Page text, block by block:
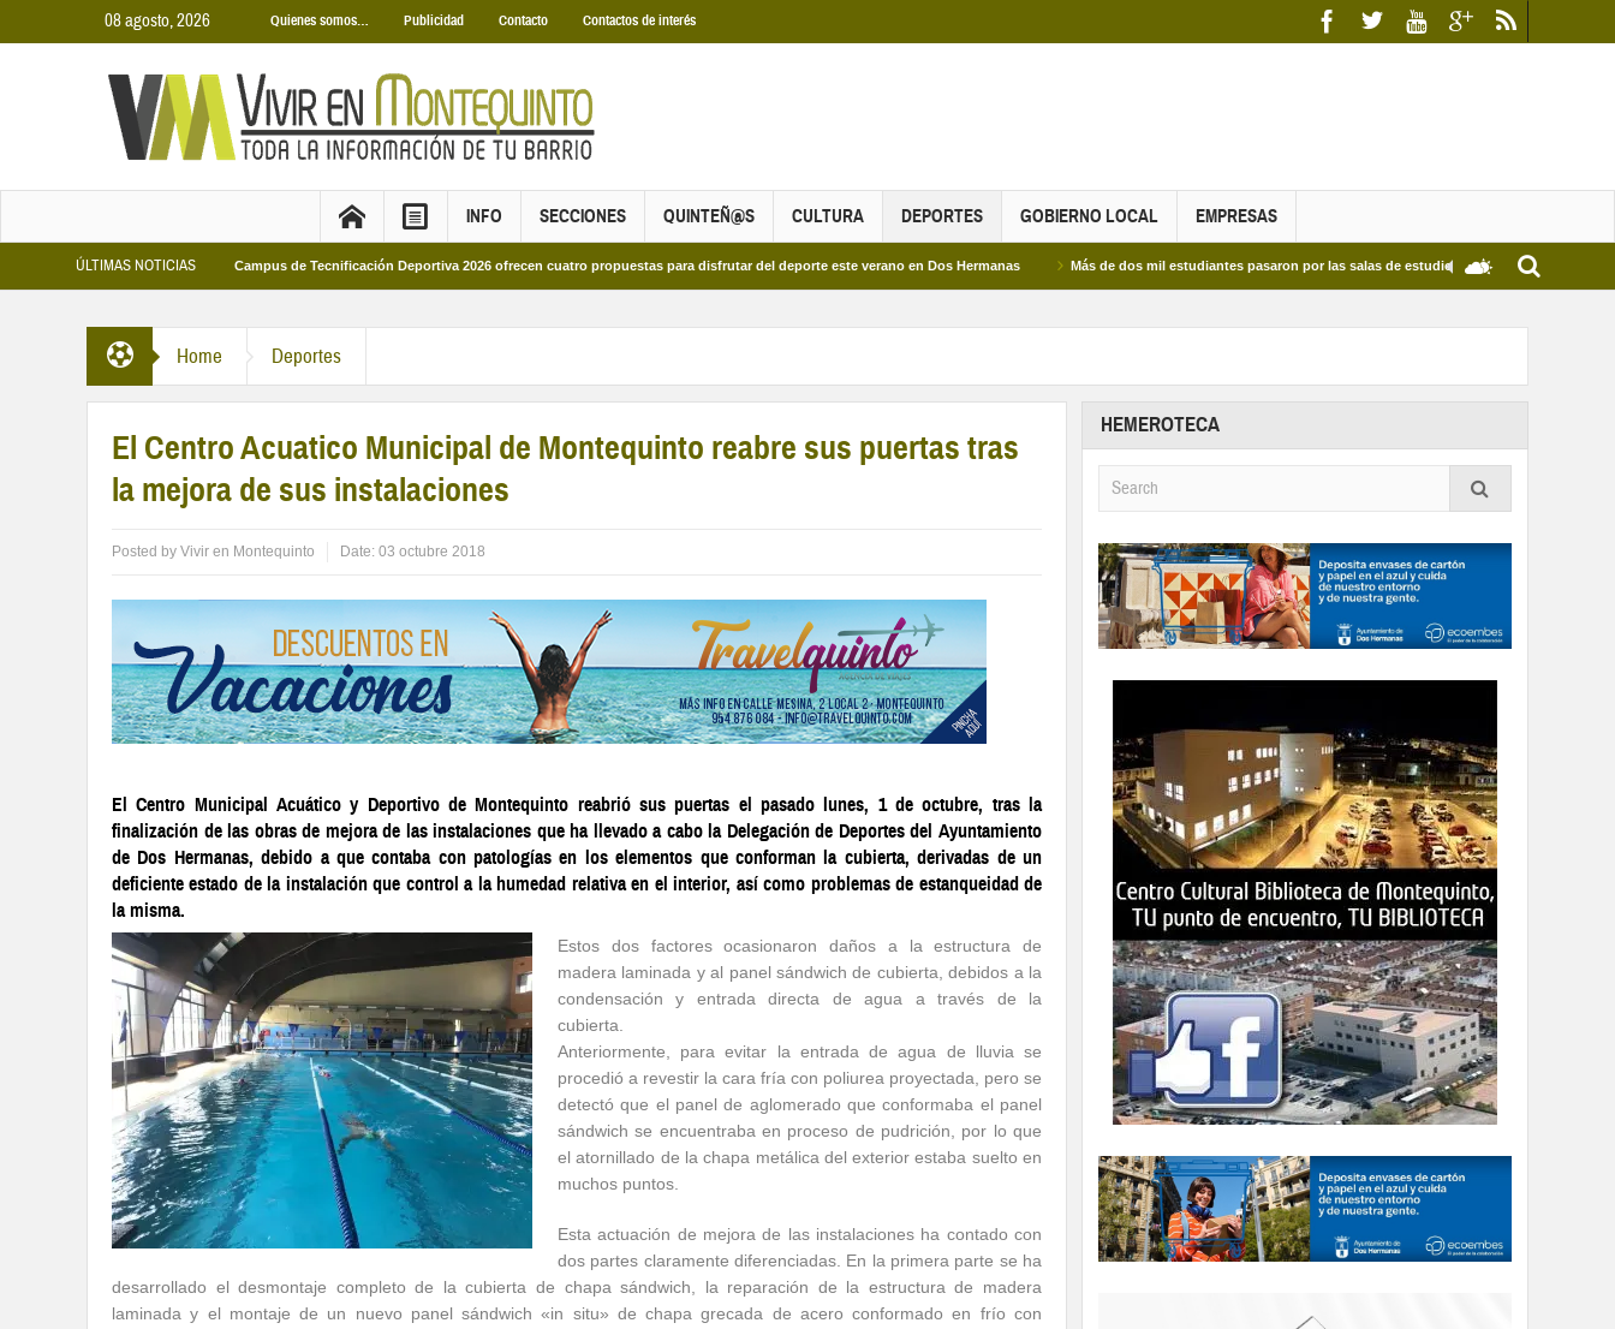
08 agosto, 2026 Quienes somos… Publicidad Contacto Contactos de interés
INFO SECCIONES QUINTEÑ@S CULTURA DEPORTES GOBIERNO LOCAL EMPRESAS
ÚLTIMAS NOTICIAS
2026 Los Campus de Tecnificación Deportiva 2026 ofrecen cuatro propuestas para disfrutar del deporte este verano en Dos Hermanas Más de dos mil estudiantes pasaron por las salas de estudio de las Bibliotecas Municipales y
Home Deportes
El Centro Acuatico Municipal de Montequinto reabre sus puertas tras
la mejora de sus instalaciones
Posted by Vivir en Montequinto Date: 03 octubre 2018
El Centro Municipal Acuático y Deportivo de Montequinto reabrió sus puertas el pasado lunes, 1 de octubre, tras la
finalización de las obras de mejora de las instalaciones que ha llevado a cabo la Delegación de Deportes del Ayuntamiento
de Dos Hermanas, debido a que contaba con patologías en los elementos que conforman la cubierta, derivadas de un
deficiente estado de la instalación que control a la humedad relativa en el interior, así como problemas de estanqueidad de
la misma.
Estos dos factores ocasionaron daños a la estructura de
madera laminada y al panel sándwich de cubierta, debidos a la
condensación y entrada directa de agua a través de la
cubierta.
Anteriormente, para evitar la entrada de agua de lluvia se
procedió a revestir la cara fría con poliurea proyectada, pero se
detectó que el panel de aglomerado que conformaba el panel
sándwich se encuentraba en proceso de pudrición, por lo que
el atornillado de la chapa metálica del exterior estaba suelto en
muchos puntos.
Esta actuación de mejora de las instalaciones ha contado con
dos partes claramente diferenciadas. En la primera parte se ha
desarrollado el desmontaje completo de la cubierta de chapa sándwich, la reparación de la estructura de madera
laminada y el montaje de un nuevo panel sándwich «in situ» de chapa grecada de acero conformado en frío con
HEMEROTECA